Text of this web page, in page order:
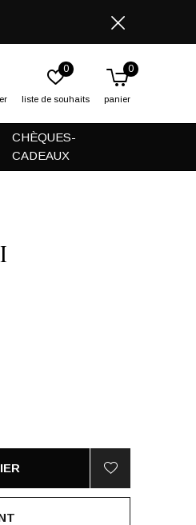
CHÈQUES-
CADEAUX
liste de souhaits
0
panier
0